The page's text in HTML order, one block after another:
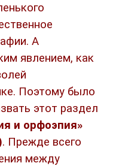
А
явлением, как
Поэтому было
этот раздел
и орфоэпия»
. Прежде всего
между